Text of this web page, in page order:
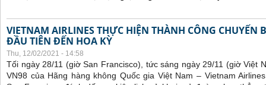
VIETNAM AIRLINES THỰC HIỆN THÀNH CÔNG CHUYẾN
ĐẦU TIÊN ĐẾN HOA KỲ
Thu, 12/02/2021 - 14:58
Tối ngày 28/11 (giờ San Francisco), tức sáng ngày 29/11 (giờ Việt
VN98 của Hãng hàng không Quốc gia Việt Nam – Vietnam